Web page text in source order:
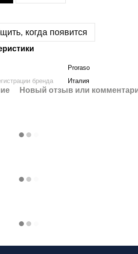
когда появится
Proraso
бренда
Италия
Новый отзыв или